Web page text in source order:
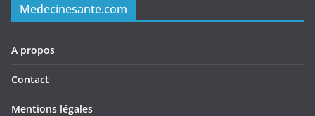
Medecinesante.com
A propos
Contact
Mentions légales